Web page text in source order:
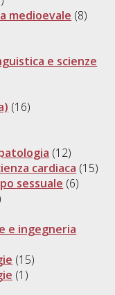
medioevale (8)
e scienze
(16)
(12)
cardiaca (15)
sessuale (6)
e ingegneria
(15)
(1)